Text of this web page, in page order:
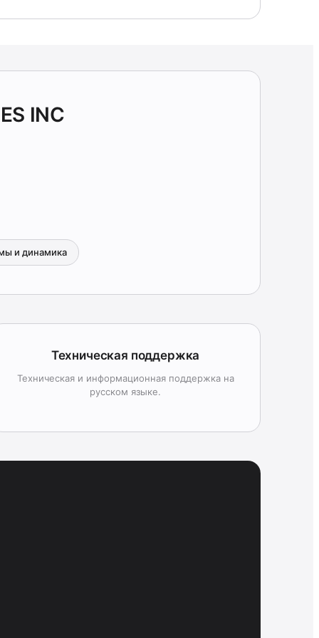
INC
и динамика
Техническая поддержка
Техническая и информационная поддержка на
русском языке.